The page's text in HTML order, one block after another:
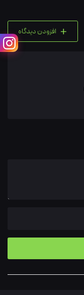
+ افزودن دیدگاه